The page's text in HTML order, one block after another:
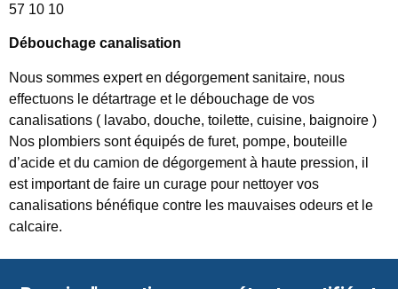
57 10 10
Débouchage canalisation
Nous sommes expert en dégorgement sanitaire, nous
effectuons le détartrage et le débouchage de vos
canalisations ( lavabo, douche, toilette, cuisine, baignoire )
Nos plombiers sont équipés de furet, pompe, bouteille
d’acide et du camion de dégorgement à haute pression, il
est important de faire un curage pour nettoyer vos
canalisations bénéfique contre les mauvaises odeurs et le
calcaire.